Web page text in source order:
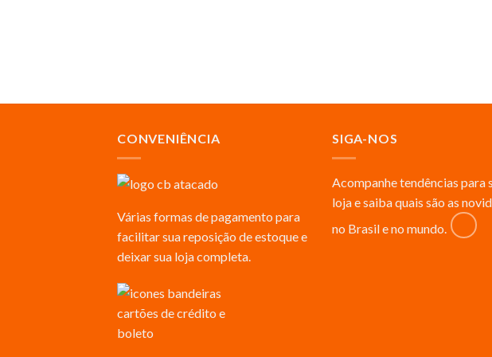
CONVENIÊNCIA
Várias formas de pagamento para
facilitar sua reposição de estoque e
deixar sua loja completa.
SIGA-NOS
Acompanhe tendências para
loja e saiba quais são as
no Brasil e no mundo.